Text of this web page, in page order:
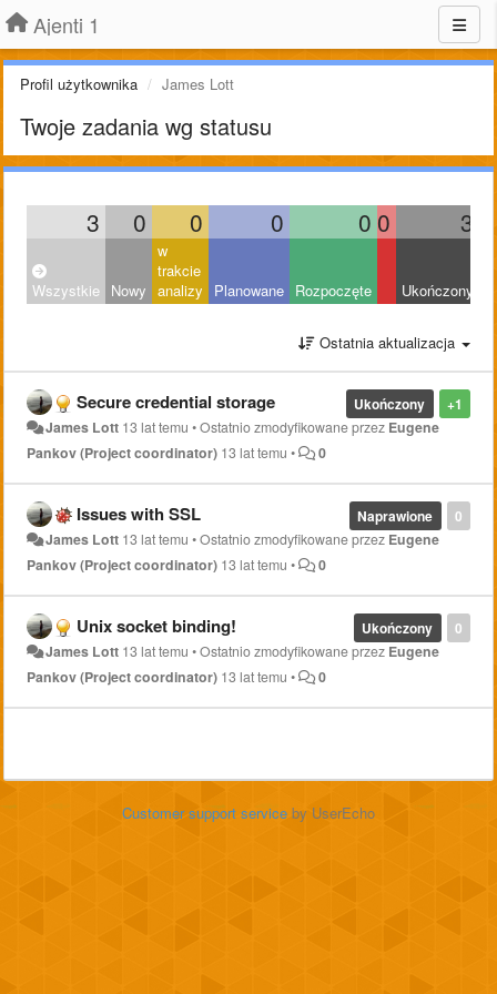
Ajenti 1
Profil użytkownika James Lott
Twoje zadania wg statusu
3 0 0 0 0 0 3
Wszystkie Nowy
w
trakcie
analizy
Planowane Rozpoczęte Ukończony
Ostatnia aktualizacja
+1
Ukończony
Secure credential storage
James Lott 13 lat temu •Ostatnio zmodyfikowane przez Eugene
Pankov (Project coordinator) 13 lat temu • 0
0
Naprawione
Issues with SSL
James Lott 13 lat temu •Ostatnio zmodyfikowane przez Eugene
Pankov (Project coordinator) 13 lat temu • 0
0
Ukończony
Unix socket binding!
James Lott 13 lat temu •Ostatnio zmodyfikowane przez Eugene
Pankov (Project coordinator) 13 lat temu • 0
Customer support service by UserEcho